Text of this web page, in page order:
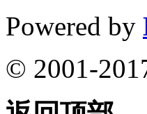
Powered by
© 2001-